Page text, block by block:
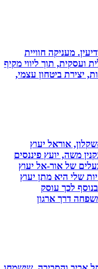
מעניקה חוויית
תוך ליווי מקיף
יצירת ביטחון עצמי,
אוראל יעוץ
משה, יועץ פיננסים
של אור-אל יעוץ
שלי היא מתן יעוץ
לכך עוסק
דרך ארגון